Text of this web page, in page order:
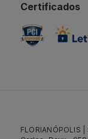
Certificados
FLORIANÓPOLIS